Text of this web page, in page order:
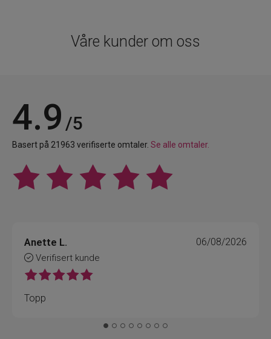
Våre kunder om oss
4.9 /5
Basert på 21963 verifiserte omtaler. Se alle omtaler.
Anette L.
Verifisert kunde
06/08/2026
Topp